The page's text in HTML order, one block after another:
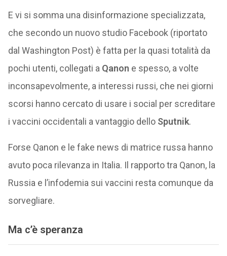
E vi si somma una disinformazione specializzata,
che secondo un nuovo studio Facebook (riportato
dal Washington Post) è fatta per la quasi totalità da
pochi utenti, collegati a Qanon e spesso, a volte
inconsapevolmente, a interessi russi, che nei giorni
scorsi hanno cercato di usare i social per screditare
i vaccini occidentali a vantaggio dello Sputnik.
Forse Qanon e le fake news di matrice russa hanno
avuto poca rilevanza in Italia. Il rapporto tra Qanon, la
Russia e l’infodemia sui vaccini resta comunque da
sorvegliare.
Ma c’è speranza